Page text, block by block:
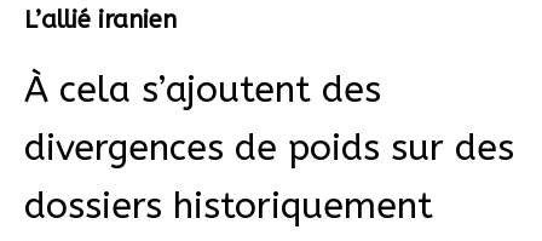
L’allié iranien
À cela s’ajoutent des
divergences de poids sur des
dossiers historiquement